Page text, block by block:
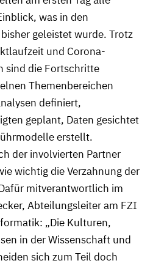
was in den
geleistet wurde. Trotz
und Corona-
sind die Fortschritte
Themenbereichen
definiert,
geplant, Daten gesichtet
erstellt.
der involvierten Partner
wichtig die Verzahnung der
mitverantwortlich im
Abteilungsleiter am FZI
„Die Kulturen,
in der Wissenschaft und
sich zum Teil doch